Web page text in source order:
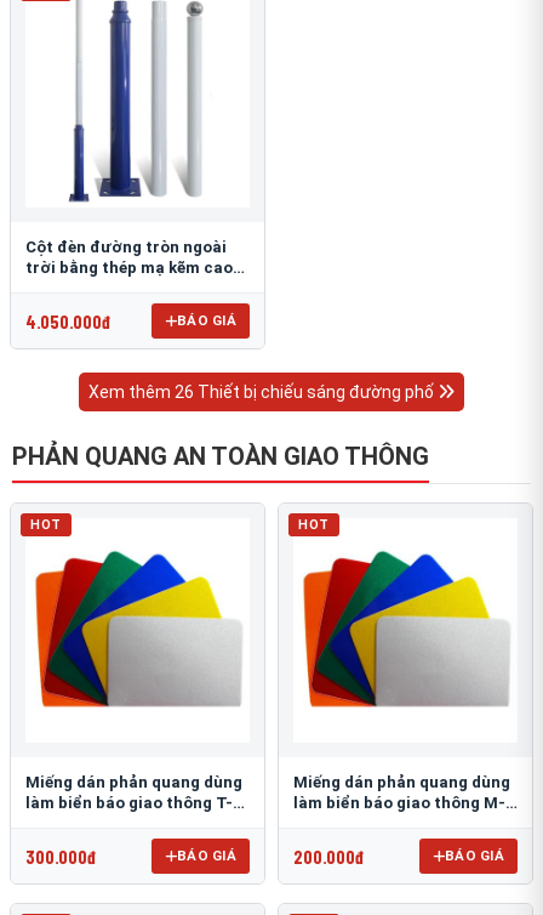
Cột đèn đường tròn ngoài
trời bằng thép mạ kẽm cao
4.050.000đ BÁO GIÁ
Xem thêm 26 Thiết bị chiếu sáng đường phố
PHẢN QUANG AN TOÀN GIAO THÔNG
HOT
Miếng dán phản quang dùng
làm biển báo giao thông T-
300.000đ BÁO GIÁ
HOT
Miếng dán phản quang dùng
làm biển báo giao thông M-
200.000đ BÁO GIÁ